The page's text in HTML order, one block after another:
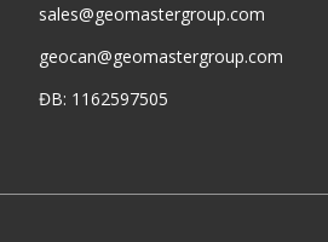
sales@geomastergroup.com
geocan@geomastergroup.com
ĐB: 1162597505